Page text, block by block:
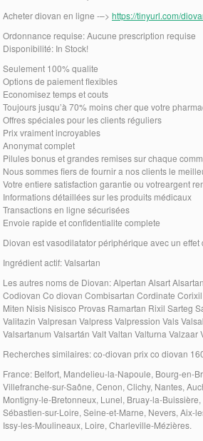
Acheter diovan en ligne -–> https://tinyurl.com/
Ordonnance requise: Aucune prescription requise
Disponibilité: In Stock!
Seulement 100% qualite
Options de paiement flexibles
Economisez temps et couts
Toujours jusqu’à 70% moins cher que votre
Offres spéciales pour les clients réguliers
Prix vraiment incroyables
Anonymat complet
Pilules bonus et grandes remises sur chaque
Nous sommes fiers de fournir a nos clients le
Votre entiere satisfaction garantie ou votreargent
Informations détaillées sur les produits médicaux
Transactions en ligne sécurisées
Envoie rapide et confidentialite complete
Diovan est vasodilatator périphérique avec un effet
Ingrédient actif: Valsartan
Les autres noms de Diovan: Alpertan Alsart
Codiovan Co diovan Combisartan Cordinate
Miten Nisis Nisisco Provas Ramartan Rixil Sarteg
Valitazin Valpresan Valpress Valpression Vals
Valsartanum Valsartán Valt Valtan Valturna
Recherches similaires: co-diovan prix co diovan
France: Belfort, Mandelieu-la-Napoule, Bourg-en-
Villefranche-sur-Saône, Cenon, Clichy, Nantes,
Montigny-le-Bretonneux, Lunel, Bruay-la-
Sébastien-sur-Loire, Seine-et-Marne, Nevers, Aix-
Issy-les-Moulineaux, Loire, Charleville-Mézières.